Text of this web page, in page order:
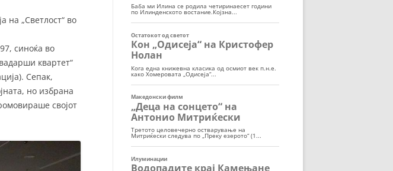
на „Светлост“ во
синоќа во
квартет“
Сепак,
но избрана
својот